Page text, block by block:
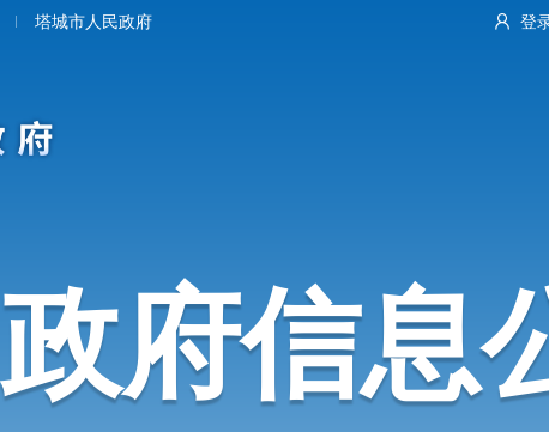
登
塔城市人民政府
政府信息